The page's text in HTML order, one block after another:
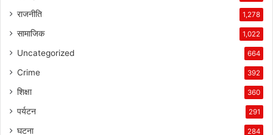
राजनीति 1,278
सामाजिक 1,022
Uncategorized 664
Crime 392
शिक्षा 360
पर्यटन 291
घटना 284